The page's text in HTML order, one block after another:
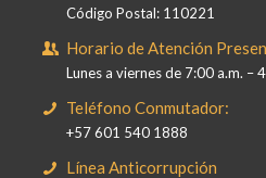
Código Postal: 110221
Horario de Atención
Lunes a viernes de 7:00 a.m. –
Teléfono Conmutador:
+57 601 540 1888
Línea Anticorrupción